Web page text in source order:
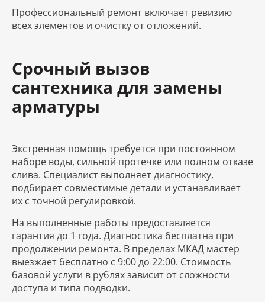
Профессиональный ремонт включает ревизию
всех элементов и очистку от отложений.
Срочный вызов
сантехника для замены
арматуры
Экстренная помощь требуется при постоянном
наборе воды, сильной протечке или полном отказе
слива. Специалист выполняет диагностику,
подбирает совместимые детали и устанавливает
их с точной регулировкой.
На выполненные работы предоставляется
гарантия до 1 года. Диагностика бесплатна при
продолжении ремонта. В пределах МКАД мастер
выезжает бесплатно с 9:00 до 22:00. Стоимость
базовой услуги в рублях зависит от сложности
доступа и типа подводки.